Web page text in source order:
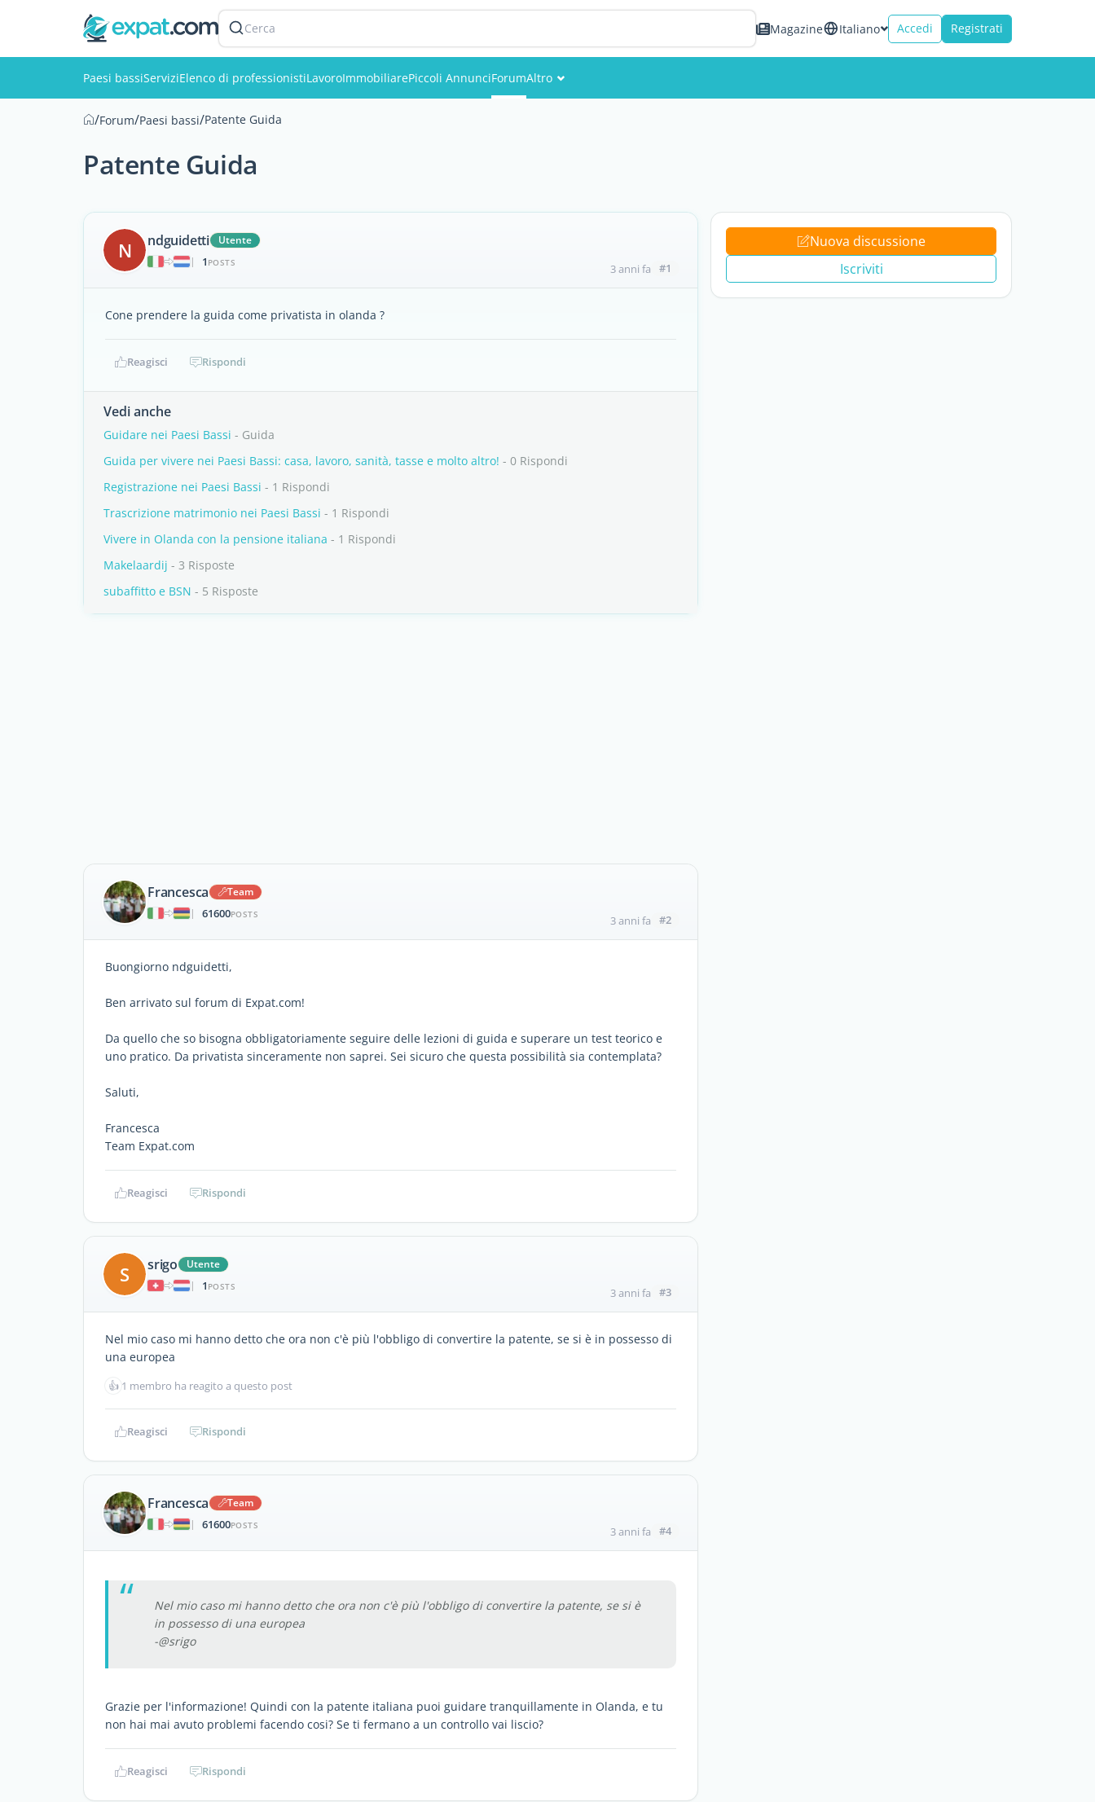
Cerca Magazine Italiano Accedi Registrati
Paesi bassiServiziElenco di professionistiLavoroImmobiliarePiccoli AnnunciForumAltro
/Forum/Paesi bassi/Patente Guida
Patente Guida
N ndguidetti
Utente
|
1 POSTS 3 anni fa #1
Cone prendere la guida come privatista in olanda ?
Reagisci Rispondi
Vedi anche
Guidare nei Paesi Bassi - Guida
Guida per vivere nei Paesi Bassi: casa, lavoro, sanità, tasse e molto altro! - 0 Rispondi
Registrazione nei Paesi Bassi - 1 Rispondi
Trascrizione matrimonio nei Paesi Bassi - 1 Rispondi
Vivere in Olanda con la pensione italiana - 1 Rispondi
Makelaardij - 3 Risposte
subaffitto e BSN - 5 Risposte
Francesca
Team
|
61600POSTS 3 anni fa #2
Buongiorno ndguidetti,
Ben arrivato sul forum di Expat.com!
Da quello che so bisogna obbligatoriamente seguire delle lezioni di guida e superare un test teorico e
uno pratico. Da privatista sinceramente non saprei. Sei sicuro che questa possibilità sia contemplata?
Saluti,
Francesca
Team Expat.com
Reagisci Rispondi
S srigo
Utente
|
1 POSTS 3 anni fa #3
Nel mio caso mi hanno detto che ora non c'è più l'obbligo di convertire la patente, se si è in possesso di
una europea
👍 1 membro ha reagito a questo post
Reagisci Rispondi
Francesca
Team
|
61600POSTS 3 anni fa #4
Nel mio caso mi hanno detto che ora non c'è più l'obbligo di convertire la patente, se si è
in possesso di una europea
-@srigo
Grazie per l'informazione! Quindi con la patente italiana puoi guidare tranquillamente in Olanda, e tu
non hai mai avuto problemi facendo cosi? Se ti fermano a un controllo vai liscio?
Reagisci Rispondi
Nuova discussione
Iscriviti